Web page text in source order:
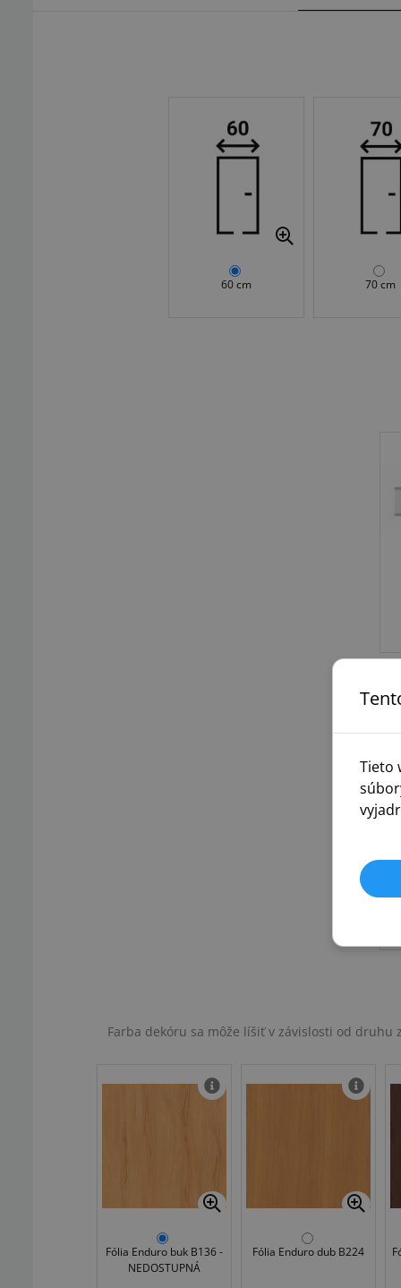
60 cm 70 cm
Farba dekóru sa môže líšiť v závislosti od
Fólia Enduro buk B136 -
NEDOSTUPNÁ
Fólia Enduro dub B224
Tieto